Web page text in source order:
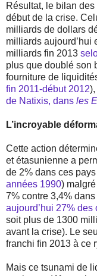
Résultat, le bilan
début de la crise.
milliards de dollars
milliards aujourd’hui
milliards fin 2013
plus que doublé son
fourniture de
fin 2011-début 2012),
de Natixis, dans les
L’incroyable
Cette action
et étasunienne a
de 2% dans ces pays
années 1990)
7% contre 3,4%
aujourd’hui 27%
soit plus de 1300
avant la crise). Le
franchi fin 2013 à ce
Mais ce tsunami de